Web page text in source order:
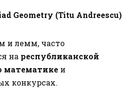
Geometry (Titu Andreescu)
и лемм, часто
на республиканской
математике и
конкурсах.